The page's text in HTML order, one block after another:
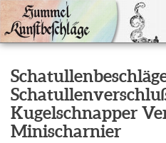
Kugelschnapper
Minischarnier